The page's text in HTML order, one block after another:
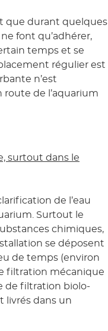
que durant quelques
font qu’adhérer,
temps et se
régulier est
n’est
route de l’aquarium
surtout dans le
de l’eau
Surtout le
chimiques,
se déposent
de temps (environ
filtration mécanique
de filtration biolo-
livrés dans un